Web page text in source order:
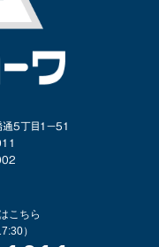
5丁目1−51
こちら
）